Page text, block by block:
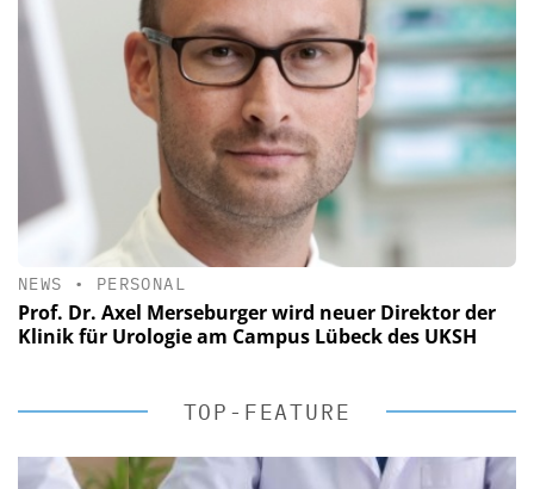
NEWS • PERSONAL
Prof. Dr. Axel Merseburger wird neuer Direktor der
Klinik für Urologie am Campus Lübeck des UKSH
TOP-FEATURE